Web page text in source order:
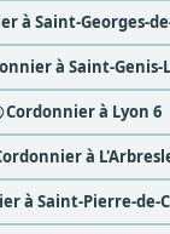
à Saint-Georges-
à Saint-Genis-
Cordonnier à Lyon 6
à
à Saint-Pierre-de-